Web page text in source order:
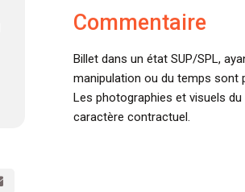
Commentaire
Billet dans un état SUP/SPL,
manipulation ou du temps sont
Les photographies et visuels
caractère contractuel.